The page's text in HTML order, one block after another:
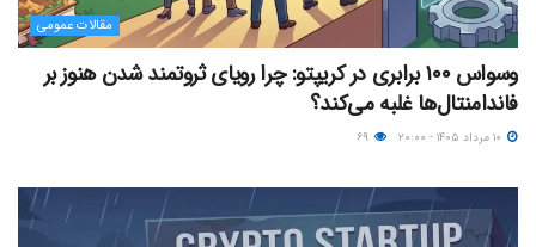
مقالات عمومی
وسواس ۱۰۰ برابری در کریپتو: چرا رویای ثروتمند شدن هنوز بر
فاندامنتال‌ها غلبه می‌کند؟